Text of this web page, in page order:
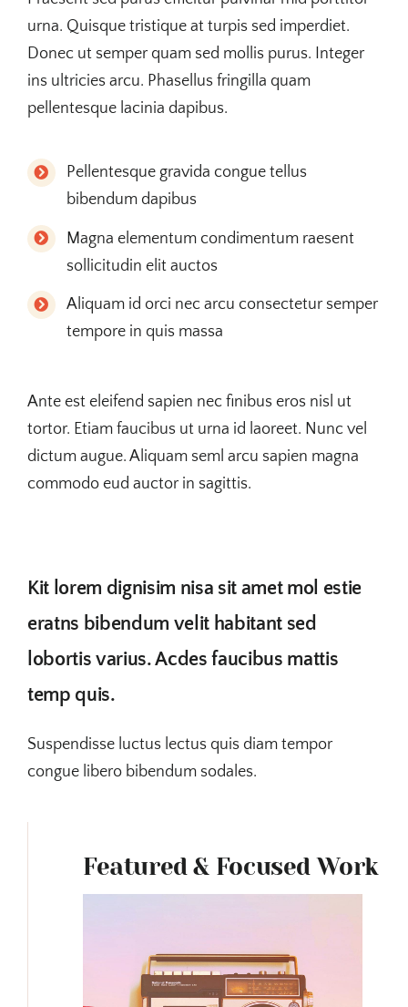
urna. Quisque tristique at turpis sed imperdiet.
Donec ut semper quam sed mollis purus. Integer
ins ultricies arcu. Phasellus fringilla quam
pellentesque lacinia dapibus.
Pellentesque gravida congue tellus
bibendum dapibus
Magna elementum condimentum raesent
sollicitudin elit auctos
Aliquam id orci nec arcu consectetur semper
tempore in quis massa
Ante est eleifend sapien nec finibus eros nisl ut
tortor. Etiam faucibus ut urna id laoreet. Nunc vel
dictum augue. Aliquam seml arcu sapien magna
commodo eud auctor in sagittis.
Kit lorem dignisim nisa sit amet mol estie
eratns bibendum velit habitant sed
lobortis varius. Acdes faucibus mattis
temp quis.
Suspendisse luctus lectus quis diam tempor
congue libero bibendum sodales.
Featured & Focused Work